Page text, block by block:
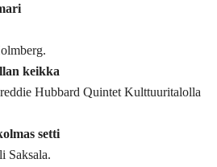
keikka
Hubbard Quintet Kulttuuritalolla
setti
Saksala.